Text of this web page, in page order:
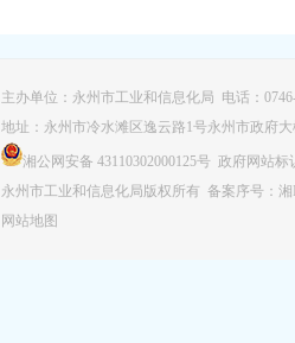
主办单位：永州市工业和信息化局 电话：
地址：永州市冷水滩区逸云路1号永州市政府大
湘公网安备 43110302000125号 政府网站标
永州市工业和信息化局版权所有 备案序号：湘
网站地图